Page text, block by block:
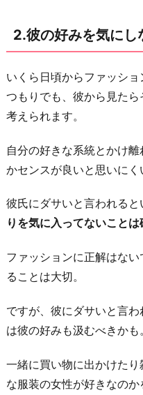
分
似
合
わ
い
服
装
お
り
に
2.彼の好みを気にし
いくら日頃からファッシ
つもりでも、彼から見た
考えられます。
自分の好きな系統とかけ
かセンスが良いと思いにく
彼氏にダサいと言われると
りを気に入ってないことは
ファッションに正解はな
ることは大切。
ですが、彼にダサいと言
は彼の好みも汲むべきかも。
一緒に買い物に出かけた
な服装の女性が好きなのか